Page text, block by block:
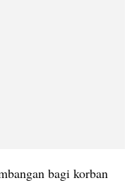
bagi korban